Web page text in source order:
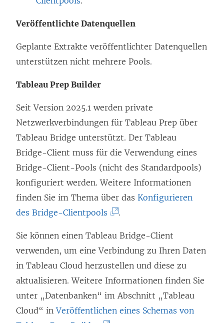
Veröffentlichte Datenquellen
Geplante Extrakte veröffentlichter Datenquellen
unterstützen nicht mehrere Pools.
Tableau Prep Builder
Seit Version 2025.1 werden private
Netzwerkverbindungen für Tableau Prep über
Tableau Bridge unterstützt. Der Tableau
Bridge-Client muss für die Verwendung eines
Bridge-Client-Pools (nicht des Standardpools)
konfiguriert werden. Weitere Informationen
finden Sie im Thema über das Konfigurieren
des Bridge-Clientpools
i
n
k
w
i
r
.
Sie können einen Tableau Bridge-Client
verwenden, um eine Verbindung zu Ihren Daten
in Tableau Cloud herzustellen und diese zu
aktualisieren. Weitere Informationen finden Sie
unter „Datenbanken“ im Abschnitt „Tableau
Cloud“ inVeröffentlichen eines Schemas von